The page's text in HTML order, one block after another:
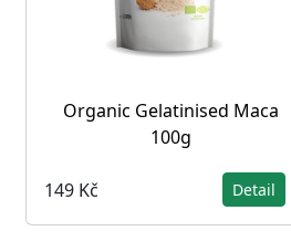
Organic Gelatinised Maca
100g
149 Kč Detail